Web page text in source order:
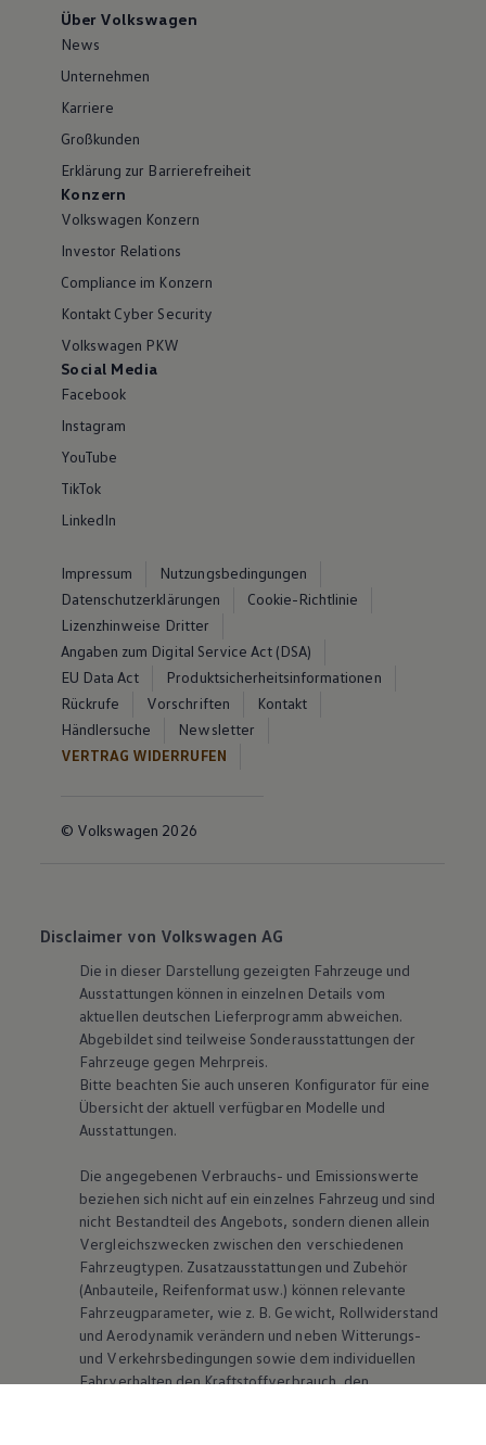
Über Volkswagen
News
Unternehmen
Karriere
Großkunden
Erklärung zur Barrierefreiheit
Konzern
Volkswagen Konzern
Investor Relations
Compliance im Konzern
Kontakt Cyber Security
Volkswagen PKW
Social Media
Facebook
Instagram
YouTube
TikTok
LinkedIn
Impressum
Nutzungsbedingungen
Datenschutzerklärungen
Cookie-Richtlinie
Lizenzhinweise Dritter
Angaben zum Digital Service Act (DSA)
EU Data Act
Produktsicherheitsinformationen
Rückrufe
Vorschriften
Kontakt
Händlersuche
Newsletter
VERTRAG WIDERRUFEN
© Volkswagen 2026
Disclaimer von Volkswagen AG
Die in dieser Darstellung gezeigten Fahrzeuge und
Ausstattungen können in einzelnen Details vom
aktuellen deutschen Lieferprogramm abweichen.
Abgebildet sind teilweise Sonderausstattungen der
Fahrzeuge gegen Mehrpreis.
Bitte beachten Sie auch unseren Konfigurator für eine
Übersicht der aktuell verfügbaren Modelle und
Ausstattungen.
Die angegebenen Verbrauchs- und Emissionswerte
beziehen sich nicht auf ein einzelnes Fahrzeug und sind
nicht Bestandteil des Angebots, sondern dienen allein
Vergleichszwecken zwischen den verschiedenen
Fahrzeugtypen. Zusatzausstattungen und Zubehör
(Anbauteile, Reifenformat usw.) können relevante
Fahrzeugparameter, wie z. B. Gewicht, Rollwiderstand
und Aerodynamik verändern und neben Witterungs-
und Verkehrsbedingungen sowie dem individuellen
Fahrverhalten den Kraftstoffverbrauch, den